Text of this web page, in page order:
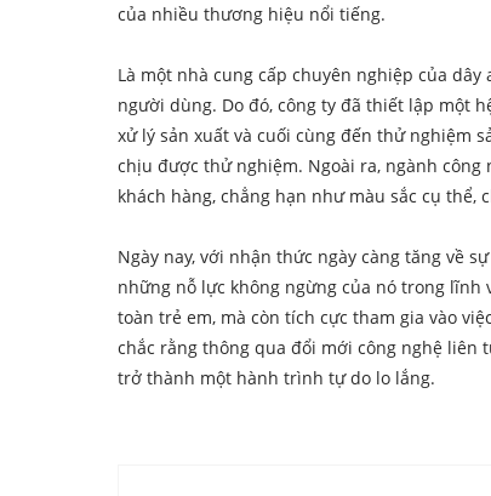
của nhiều thương hiệu nổi tiếng.
Là một nhà cung cấp chuyên nghiệp của
người dùng. Do đó, công ty đã thiết lập một
xử lý sản xuất và cuối cùng đến thử nghiệm
chịu được thử nghiệm. Ngoài ra, ngành
khách hàng, chẳng hạn như màu sắc cụ
Ngày nay, với nhận thức ngày càng tăng về
những nỗ lực không ngừng của nó trong lĩnh
toàn trẻ em, mà còn tích cực tham gia vào
chắc rằng thông qua đổi mới công nghệ liên
trở thành một hành trình tự do lo lắng.